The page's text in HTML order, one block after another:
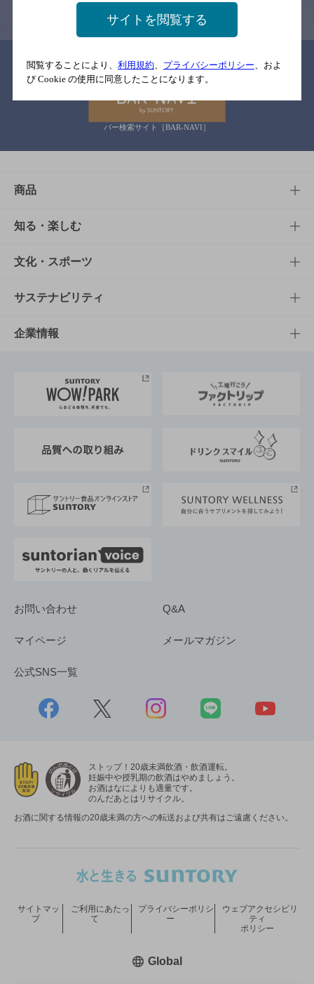
情報提供：ぐるなび
関連リンク
バー検索サイト［BAR-NAVI］
商品
商品TOP
商品一覧
商品発売情報
栄養成分一覧
知る・楽しむ
知る・楽しむTOP
キャンペーン
工場見学
地域情報
文化・スポーツ
文化・スポーツTOP
サントリーホール
サントリーサンバーズ大阪
サステナビリティ
サステナビリティTOP
サントリーが考えるサステナビリティ経営
企業情報
企業概要
採用情報
お問い合わせ Q&A
マイページ メールマガジン
公式SNS一覧
ストップ！20歳未満飲酒・飲酒運転。
妊娠中や授乳期の飲酒はやめましょう。
お酒はなによりも適量です。
のんだあとはリサイクル。
お酒に関する情報の20歳未満の方への転送および共有はご遠慮ください。
サイトマッ
プ
ご利用にあたっ
て
プライバシーポリシ
ー
ウェブアクセシビリ
ティ
ポリシー
Global新しいウィンドウで開く
サイトを閲覧する
閲覧することにより、 利用規約、 プライバシーポリシー、およ
び Cookie の使用に同意したことになります。